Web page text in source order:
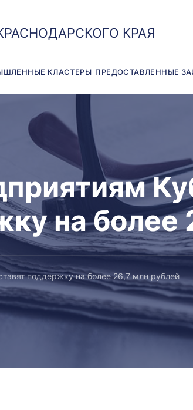
КРАЯ
КЛАСТЕРЫ ПРЕДОСТАВЛЕННЫЕ
на более
поддержку на более 26,7 млн рублей